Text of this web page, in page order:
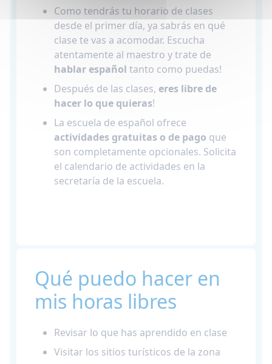
Como tendrás tu horario de clases
desde el primer día, ya sabrás en qué
clase te vas a acomodar. Escucha
atentamente al maestro y trate de
hablar español tanto como puedas!
Después de las clases, eres libre de
hacer lo que quieras!
La escuela de español ofrece
actividades gratuitas o de pago que
son completamente opcionales. Solicita
el calendario de actividades en la
secretaría de la escuela.
Qué puedo hacer en
mis horas libres
Revisar lo que has aprendido en clase
Visitar los sitios turísticos de la zona